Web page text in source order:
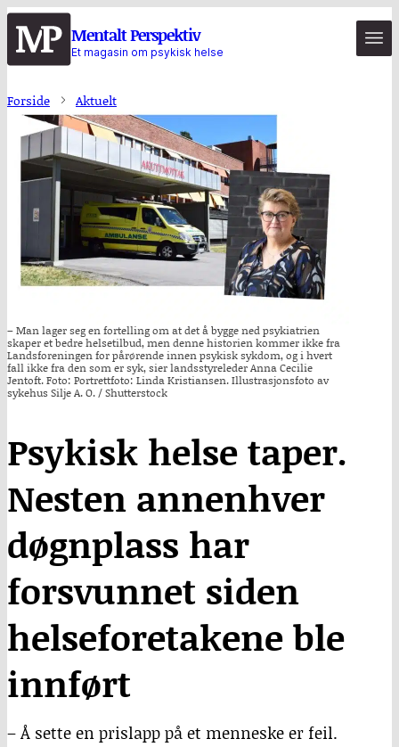
Hopp
til
hovedinnhold
Mentalt Perspektiv
Et magasin om psykisk helse
Forside Aktuelt
– Man lager seg en fortelling om at det å bygge ned psykiatrien
skaper et bedre helsetilbud, men denne historien kommer ikke fra
Landsforeningen for pårørende innen psykisk sykdom, og i hvert
fall ikke fra den som er syk, sier landsstyreleder Anna Cecilie
Jentoft. Foto: Portrettfoto: Linda Kristiansen. Illustrasjonsfoto av
sykehus Silje A. O. / Shutterstock
Psykisk helse taper.
Nesten annenhver
døgnplass har
forsvunnet siden
helseforetakene ble
innført
– Å sette en prislapp på et menneske er feil.